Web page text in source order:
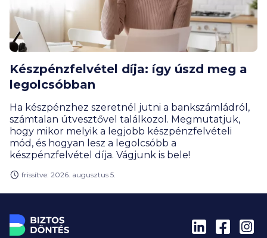
Készpénzfelvétel díja: így úszd meg a
legolcsóbban
Ha készpénzhez szeretnél jutni a bankszámládról,
számtalan útvesztővel találkozol. Megmutatjuk,
hogy mikor melyik a legjobb készpénzfelvételi
mód, és hogyan lesz a legolcsóbb a
készpénzfelvétel díja. Vágjunk is bele!
frissítve: 2026. augusztus 5.